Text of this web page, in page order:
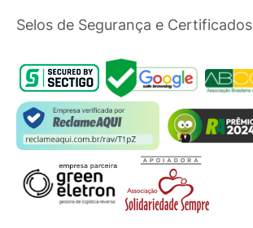
Selos de Segurança e Certificados